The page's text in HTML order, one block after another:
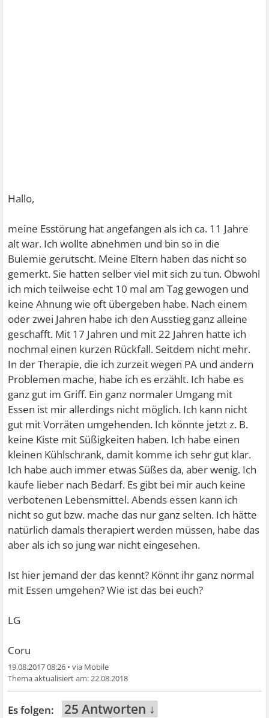
Hallo,
meine Esstörung hat angefangen als ich ca. 11 Jahre
alt war. Ich wollte abnehmen und bin so in die
Bulemie gerutscht. Meine Eltern haben das nicht so
gemerkt. Sie hatten selber viel mit sich zu tun. Obwohl
ich mich teilweise echt 10 mal am Tag gewogen und
keine Ahnung wie oft übergeben habe. Nach einem
oder zwei Jahren habe ich den Ausstieg ganz alleine
geschafft. Mit 17 Jahren und mit 22 Jahren hatte ich
nochmal einen kurzen Rückfall. Seitdem nicht mehr.
In der Therapie, die ich zurzeit wegen PA und andern
Problemen mache, habe ich es erzählt. Ich habe es
ganz gut im Griff. Ein ganz normaler Umgang mit
Essen ist mir allerdings nicht möglich. Ich kann nicht
gut mit Vorräten umgehenden. Ich könnte jetzt z. B.
keine Kiste mit Süßigkeiten haben. Ich habe einen
kleinen Kühlschrank, damit komme ich sehr gut klar.
Ich habe auch immer etwas Süßes da, aber wenig. Ich
kaufe lieber nach Bedarf. Es gibt bei mir auch keine
verbotenen Lebensmittel. Abends essen kann ich
nicht so gut bzw. mache das nur ganz selten. Ich hätte
natürlich damals therapiert werden müssen, habe das
aber als ich so jung war nicht eingesehen.
Ist hier jemand der das kennt? Könnt ihr ganz normal
mit Essen umgehen? Wie ist das bei euch?
LG
Coru
19.08.2017 08:26 •
22.08.2018
25 Antworten ↓